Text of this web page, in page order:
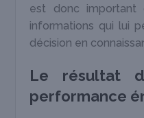
est donc
informations qui lui
décision en
Le résultat
performance